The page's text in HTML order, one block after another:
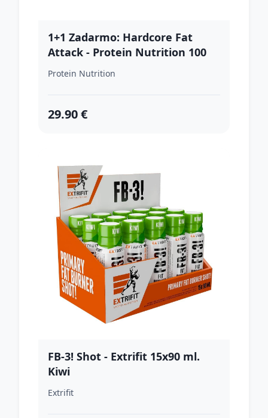
1+1 Zadarmo: Hardcore Fat
Attack - Protein Nutrition 100
kaps. + 100 kaps.
Protein Nutrition
29.90 €
FB-3! Shot - Extrifit 15x90 ml.
Kiwi
Extrifit